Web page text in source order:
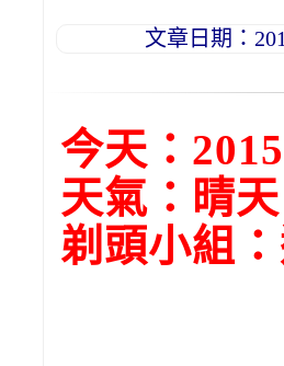
文章日期：
今天：
天氣：晴天
剃頭小組